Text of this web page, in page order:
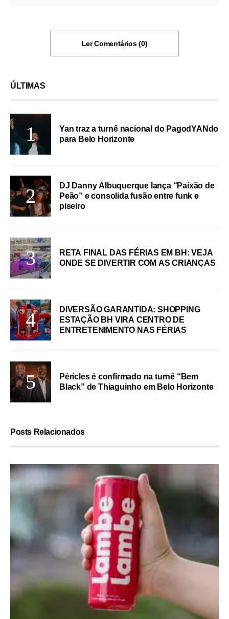
Ler Comentários (0)
ÚLTIMAS
Yan traz a turnê nacional do PagodYANdo
para Belo Horizonte
DJ Danny Albuquerque lança “Paixão de
Peão” e consolida fusão entre funk e
piseiro
RETA FINAL DAS FÉRIAS EM BH: VEJA
ONDE SE DIVERTIR COM AS CRIANÇAS
DIVERSÃO GARANTIDA: SHOPPING
ESTAÇÃO BH VIRA CENTRO DE
ENTRETENIMENTO NAS FÉRIAS
Péricles é confirmado na turnê “Bem
Black” de Thiaguinho em Belo Horizonte
Posts Relacionados